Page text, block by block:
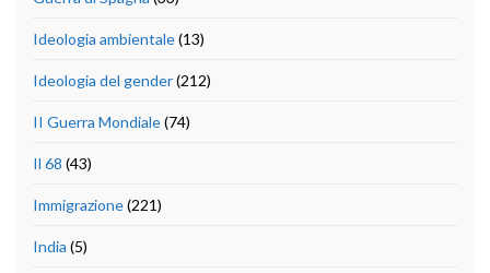
Ideologia ambientale(13)
Ideologia del gender(212)
II Guerra Mondiale(74)
Il 68 (43)
Immigrazione(221)
India (5)